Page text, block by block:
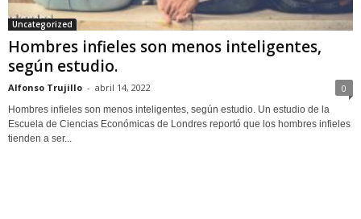
Uncategorized
Hombres infieles son menos inteligentes,
según estudio.
Alfonso Trujillo - abril 14, 2022 0
Hombres infieles son menos inteligentes, según estudio. Un estudio de la
Escuela de Ciencias Económicas de Londres reportó que los hombres infieles
tienden a ser...